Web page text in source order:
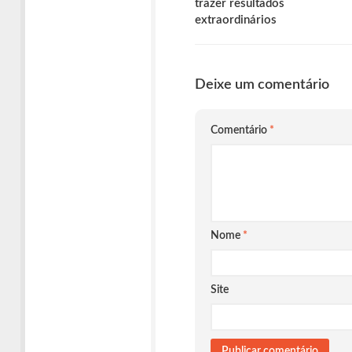
trazer resultados
extraordinários
Deixe um comentário
Comentário *
Nome *
Site